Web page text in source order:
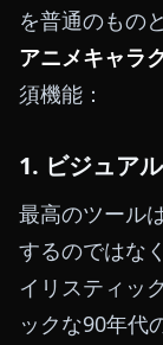
を普通のもの
アニメキャラ
須機能：
1. ビジュア
最高のツール
するのではな
イリスティッ
ックな90年代